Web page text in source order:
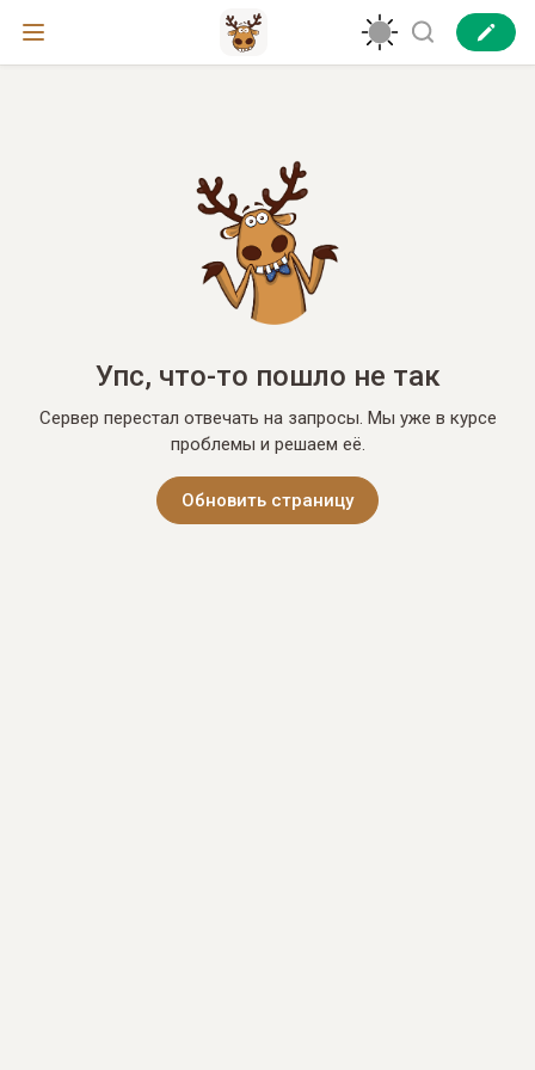
Упс, что-то пошло не так
Сервер перестал отвечать на запросы. Мы уже в курсе
проблемы и решаем её.
Обновить страницу